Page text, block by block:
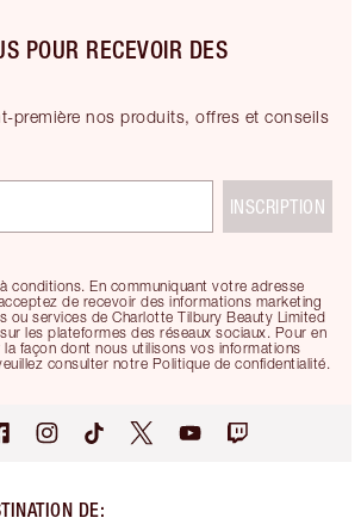
POUR RECEVOIR DES
première nos produits, offres et conseils
conditions. En communiquant votre adresse
de recevoir des informations marketing
ou services de Charlotte Tilbury Beauty Limited
les plateformes des réseaux sociaux. Pour en
façon dont nous utilisons vos informations
consulter notre Politique de confidentialité.
INSCRIPTION
DE: